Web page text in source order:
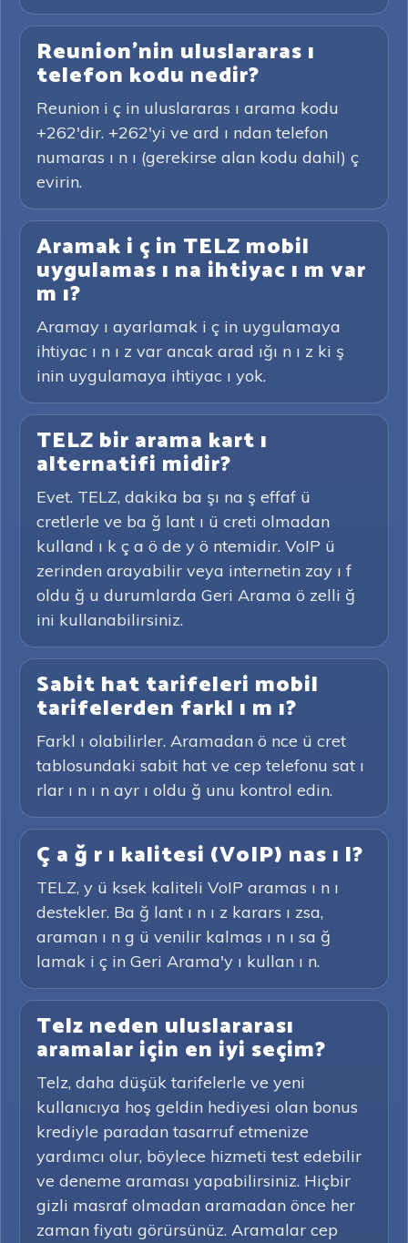
Reunion'nin uluslararas ı
telefon kodu nedir?
Reunion i ç in uluslararas ı arama kodu
+262'dir. +262'yi ve ard ı ndan telefon
numaras ı n ı (gerekirse alan kodu dahil) ç
evirin.
Aramak i ç in TELZ mobil
uygulamas ı na ihtiyac ı m var
m ı?
Aramay ı ayarlamak i ç in uygulamaya
ihtiyac ı n ı z var ancak arad ığı n ı z ki ş
inin uygulamaya ihtiyac ı yok.
TELZ bir arama kart ı
alternatifi midir?
Evet. TELZ, dakika ba şı na ş effaf ü
cretlerle ve ba ğ lant ı ü creti olmadan
kulland ı k ç a ö de y ö ntemidir. VoIP ü
zerinden arayabilir veya internetin zay ı f
oldu ğ u durumlarda Geri Arama ö zelli ğ
ini kullanabilirsiniz.
Sabit hat tarifeleri mobil
tarifelerden farkl ı m ı?
Farkl ı olabilirler. Aramadan ö nce ü cret
tablosundaki sabit hat ve cep telefonu sat ı
rlar ı n ı n ayr ı oldu ğ unu kontrol edin.
Ç a ğ r ı kalitesi (VoIP) nas ı l?
TELZ, y ü ksek kaliteli VoIP aramas ı n ı
destekler. Ba ğ lant ı n ı z karars ı zsa,
araman ı n g ü venilir kalmas ı n ı sa ğ
lamak i ç in Geri Arama'y ı kullan ı n.
Telz neden uluslararası
aramalar için en iyi seçim?
Telz, daha düşük tarifelerle ve yeni
kullanıcıya hoş geldin hediyesi olan bonus
krediyle paradan tasarruf etmenize
yardımcı olur, böylece hizmeti test edebilir
ve deneme araması yapabilirsiniz. Hiçbir
gizli masraf olmadan aramadan önce her
zaman fiyatı görürsünüz. Aramalar cep